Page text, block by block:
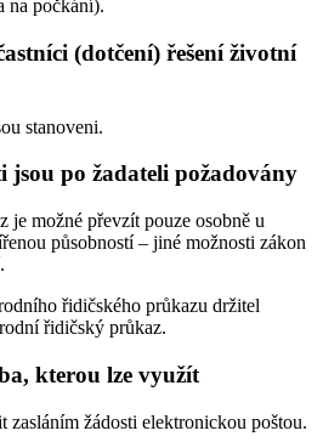
na počkání).
(dotčení) řešení životní
stanoveni.
jsou po žadateli požadovány
možné převzít pouze osobně u
působností – jiné možnosti zákon
řidičského průkazu držitel
řidičský průkaz.
kterou lze využít
zasláním žádosti elektronickou poštou.